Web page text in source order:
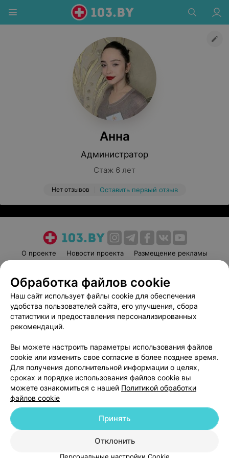
Анна
Администратор
Стаж 6 лет
Нет отзывов Оставить первый отзыв
О проекте Новости проекта
Размещение рекламы
Пользовательское соглашение
Способы оплаты
Вакансии
Партнеры
Написать руководителю 103.by
Обработка персональных данных
© 2026 ООО «Артокс Лаб», УНП 191700409
| 220012, Республика Беларусь,
Служба поддержки +375 291212755
Обработка файлов cookie
Наш сайт использует файлы cookie для обеспечения
удобства пользователей сайта, его улучшения, сбора
статистики и предоставления персонализированных
рекомендаций.
Вы можете настроить параметры использования файлов
cookie или изменить свое согласие в более позднее время.
Для получения дополнительной информации о целях,
сроках и порядке использования файлов cookie вы
можете ознакомиться с нашей Политикой обработки
файлов cookie
Отклонить
Принять